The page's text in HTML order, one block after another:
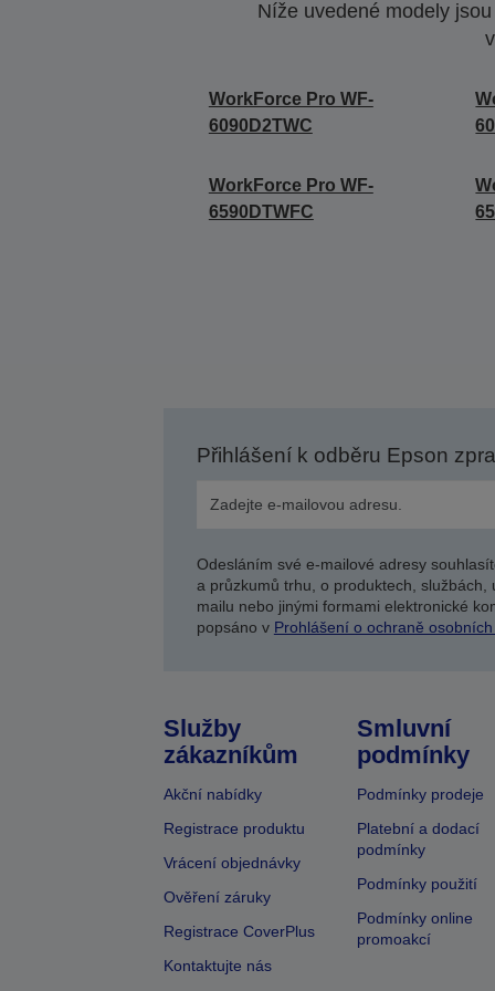
Níže uvedené modely
WorkForce Pro WF-
6090D2TWC
WorkForce Pro WF-
6590DTWFC
Přihlášení k odběru Epson
Odesláním své e-mailové adresy
a průzkumů trhu, o produktech,
mailu nebo jinými formami elektronické
popsáno v Prohlášení o ochraně
Služby
zákazníkům
Akční nabídky
Registrace produktu
Vrácení objednávky
Ověření záruky
Registrace CoverPlus
Kontaktujte nás
Smluvní
podmínky
Podmínky prodeje
Platební a dodací
podmínky
Podmínky použití
Podmínky online
promoakcí